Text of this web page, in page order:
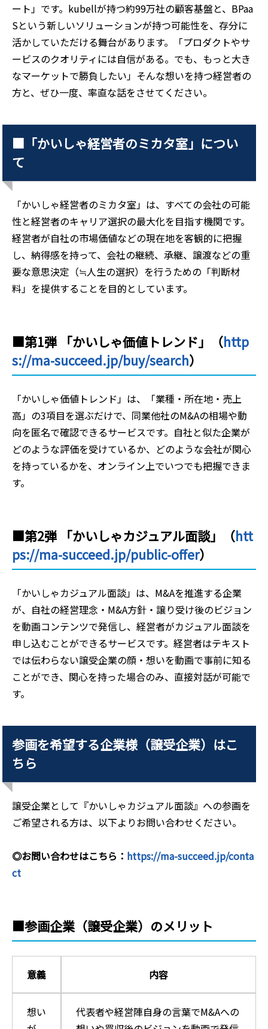
ート」です。kubellが持つ約99万社の顧客基盤と、BPaa
Sという新しいソリューションが持つ可能性を、存分に
活かしていただける舞台があります。「プロダクトやサ
ービスのクオリティには自信がある。でも、もっと大き
なマーケットで勝負したい」そんな想いを持つ経営者の
方と、ぜひ一度、率直な話をさせてください。
■「かいしゃ経営者のミカタ室」につい
て
「かいしゃ経営者のミカタ室」は、すべての会社の可能
性と経営者のキャリア選択の最大化を目指す機関です。
経営者が自社の市場価値などの現在地を客観的に把握
し、納得感を持って、会社の継続、承継、譲渡などの重
要な意思決定（≒人生の選択）を行うための「判断材
料」を提供することを目的としています。
■第1弾 「かいしゃ価値トレンド」（http
s://ma-succeed.jp/buy/search）
「かいしゃ価値トレンド」は、「業種・所在地・売上
高」の3項目を選ぶだけで、同業他社のM&Aの相場や動
向を匿名で確認できるサービスです。自社と似た企業が
どのような評価を受けているか、どのような会社が関心
を持っているかを、オンライン上でいつでも把握できま
す。
■第2弾 「かいしゃカジュアル面談」（htt
ps://ma-succeed.jp/public-offer）
「かいしゃカジュアル面談」は、M&Aを推進する企業
が、自社の経営理念・M&A方針・譲り受け後のビジョン
を動画コンテンツで発信し、経営者がカジュアル面談を
申し込むことができるサービスです。経営者はテキスト
では伝わらない譲受企業の顔・想いを動画で事前に知る
ことができ、関心を持った場合のみ、直接対話が可能で
す。
参画を希望する企業様（譲受企業）はこ
ちら
譲受企業として『かいしゃカジュアル面談』への参画を
ご希望される方は、以下よりお問い合わせください。
◎お問い合わせはこちら： https://ma-succeed.jp/conta
ct
■参画企業（譲受企業）のメリット
意義 内容
想い
代表者や経営陣自身の言葉でM&Aへの